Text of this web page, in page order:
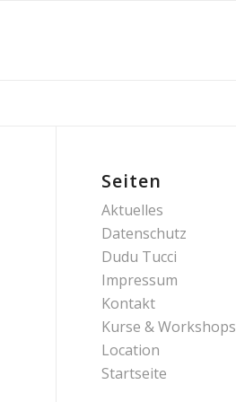
Seiten
Aktuelles
Datenschutz
Dudu Tucci
Impressum
Kontakt
Kurse & Workshops
Location
Startseite